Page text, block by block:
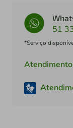
51
*Serviço